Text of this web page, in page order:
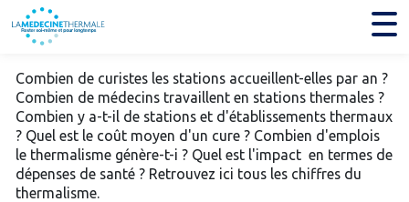
Combien de curistes les stations accueillent-elles par an ?
Combien de médecins travaillent en stations thermales ?
Combien y a-t-il de stations et d'établissements thermaux
? Quel est le coût moyen d'un cure ? Combien d'emplois
le thermalisme génère-t-i ? Quel est l'impact en termes de
dépenses de santé ? Retrouvez ici tous les chiffres du
thermalisme.